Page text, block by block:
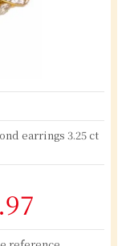
earrings 3.25 ct